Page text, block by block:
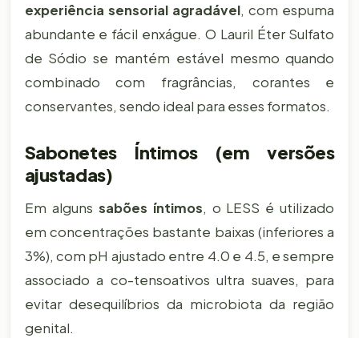
experiência sensorial agradável, com espuma
abundante e fácil enxágue. O Lauril Éter Sulfato
de Sódio se mantém estável mesmo quando
combinado com fragrâncias, corantes e
conservantes, sendo ideal para esses formatos.
Sabonetes Íntimos (em versões
ajustadas)
Em alguns sabões íntimos, o LESS é utilizado
em concentrações bastante baixas (inferiores a
3%), com pH ajustado entre 4.0 e 4.5, e sempre
associado a co-tensoativos ultra suaves, para
evitar desequilíbrios da microbiota da região
genital.